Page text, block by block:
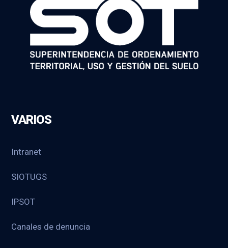
VARIOS
Intranet
SIOTUGS
IPSOT
Canales de denuncia